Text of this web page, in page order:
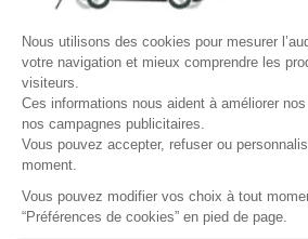
Nous utilisons des cookies pour mesurer
votre navigation et mieux comprendre les
visiteurs.
Ces informations nous aident à améliorer
nos campagnes publicitaires.
Vous pouvez accepter, refuser ou
moment.
Vous pouvez modifier vos choix à tout
“Préférences de cookies” en pied de page.
Gérer mes cookies
Site protégé par reCAPTCHA.
LETTRE